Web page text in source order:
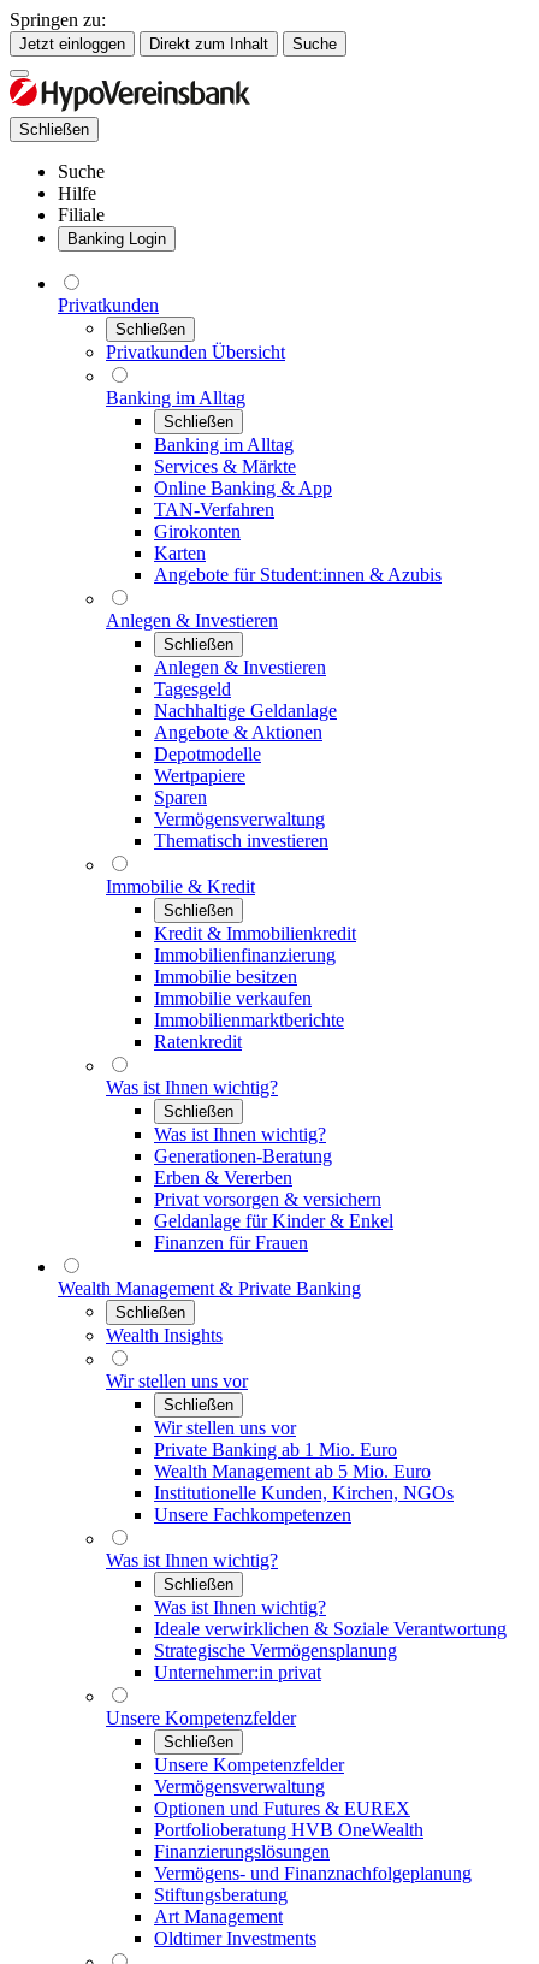
Springen zu:
Jetzt einloggen Direkt zum Inhalt Suche
Schließen
Suche
Hilfe
Filiale
Banking Login
Privatkunden
Schließen
Privatkunden Übersicht
Banking im Alltag
Schließen
Banking im Alltag
Services & Märkte
Online Banking & App
TAN-Verfahren
Girokonten
Karten
Angebote für Student:innen & Azubis
Anlegen & Investieren
Schließen
Anlegen & Investieren
Tagesgeld
Nachhaltige Geldanlage
Angebote & Aktionen
Depotmodelle
Wertpapiere
Sparen
Vermögensverwaltung
Thematisch investieren
Immobilie & Kredit
Schließen
Kredit & Immobilienkredit
Immobilienfinanzierung
Immobilie besitzen
Immobilie verkaufen
Immobilienmarktberichte
Ratenkredit
Was ist Ihnen wichtig?
Schließen
Was ist Ihnen wichtig?
Generationen-Beratung
Erben & Vererben
Privat vorsorgen & versichern
Geldanlage für Kinder & Enkel
Finanzen für Frauen
Wealth Management & Private Banking
Schließen
Wealth Insights
Wir stellen uns vor
Schließen
Wir stellen uns vor
Private Banking ab 1 Mio. Euro
Wealth Management ab 5 Mio. Euro
Institutionelle Kunden, Kirchen, NGOs
Unsere Fachkompetenzen
Was ist Ihnen wichtig?
Schließen
Was ist Ihnen wichtig?
Ideale verwirklichen & Soziale Verantwortung
Strategische Vermögensplanung
Unternehmer:in privat
Unsere Kompetenzfelder
Schließen
Unsere Kompetenzfelder
Vermögensverwaltung
Optionen und Futures & EUREX
Portfolioberatung HVB OneWealth
Finanzierungslösungen
Vermögens- und Finanznachfolgeplanung
Stiftungsberatung
Art Management
Oldtimer Investments